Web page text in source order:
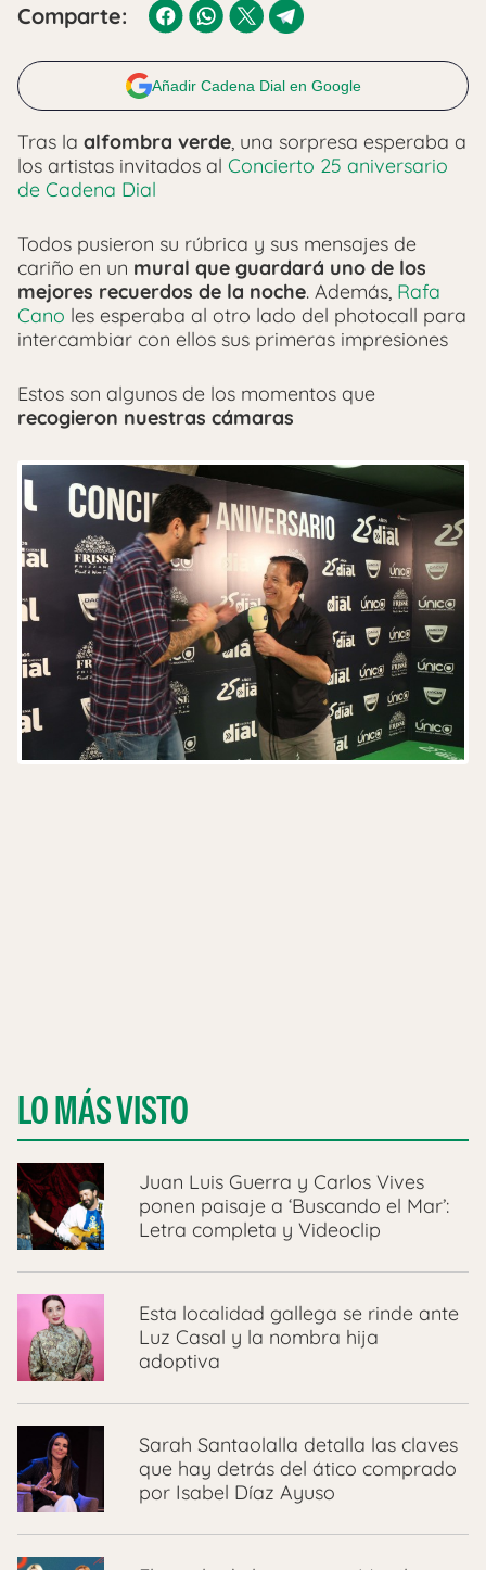
Comparte:
Añadir Cadena Dial en Google
Tras la alfombra verde, una sorpresa esperaba a
los artistas invitados al Concierto 25 aniversario
de Cadena Dial
Todos pusieron su rúbrica y sus mensajes de
cariño en un mural que guardará uno de los
mejores recuerdos de la noche. Además, Rafa
Cano les esperaba al otro lado del photocall para
intercambiar con ellos sus primeras impresiones
Estos son algunos de los momentos que
recogieron nuestras cámaras
LO MÁS VISTO
Juan Luis Guerra y Carlos Vives
ponen paisaje a ‘Buscando el Mar’:
Letra completa y Videoclip
Esta localidad gallega se rinde ante
Luz Casal y la nombra hija
adoptiva
Sarah Santaolalla detalla las claves
que hay detrás del ático comprado
por Isabel Díaz Ayuso